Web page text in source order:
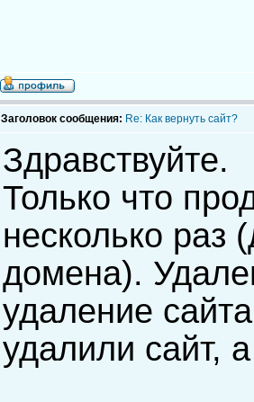
Заголовок сообщения: Re: Как вернуть сайт?
Здравствуйте.
Только что
несколько раз
домена).
удаление
удалили сайт,